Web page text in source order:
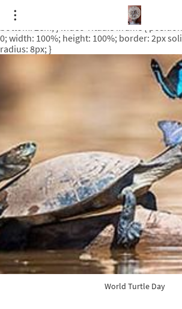
.video-rituale { position: relative; padding-
ratio */ height: 0; overflow: hidden; margin-
bottom: 2em; } .video-rituale iframe {
0; width: 100%; height: 100%; border: 2px
radius: 8px; }
World Turtle Day